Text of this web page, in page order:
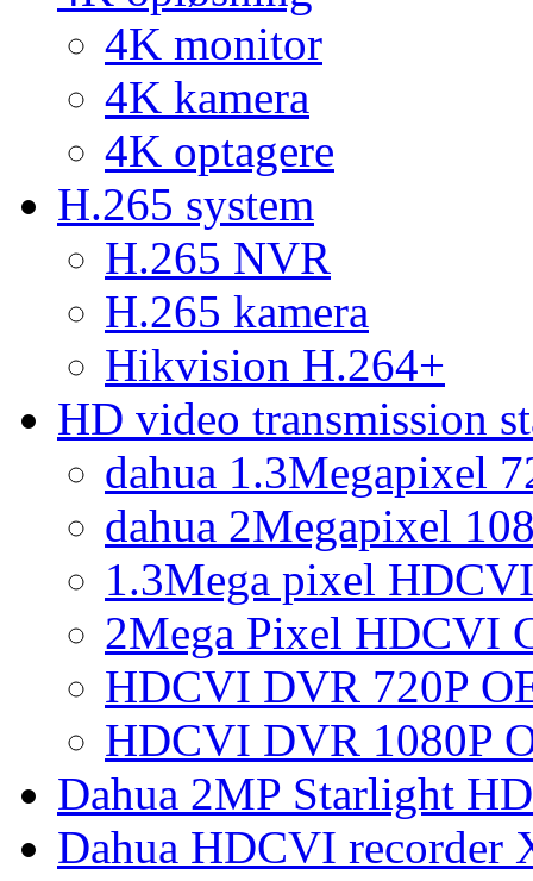
4K monitor
4K kamera
4K optagere
H.265 system
H.265 NVR
H.265 kamera
Hikvision H.264+
HD video transmission
dahua 1.3Megapixel
dahua 2Megapixel
1.3Mega pixel
2Mega Pixel HDCVI
HDCVI DVR 720P
HDCVI DVR 1080P
Dahua 2MP Starlight
Dahua HDCVI recorder